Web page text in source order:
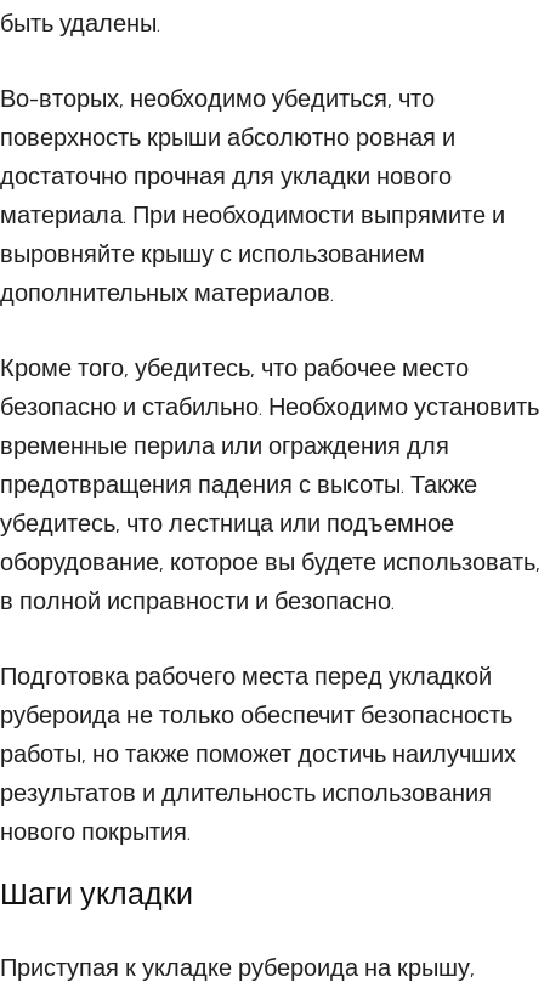
быть удалены.
Во-вторых, необходимо убедиться, что
поверхность крыши абсолютно ровная и
достаточно прочная для укладки нового
материала. При необходимости выпрямите и
выровняйте крышу с использованием
дополнительных материалов.
Кроме того, убедитесь, что рабочее место
безопасно и стабильно. Необходимо установить
временные перила или ограждения для
предотвращения падения с высоты. Также
убедитесь, что лестница или подъемное
оборудование, которое вы будете использовать,
в полной исправности и безопасно.
Подготовка рабочего места перед укладкой
рубероида не только обеспечит безопасность
работы, но также поможет достичь наилучших
результатов и длительность использования
нового покрытия.
Шаги укладки
Приступая к укладке рубероида на крышу,